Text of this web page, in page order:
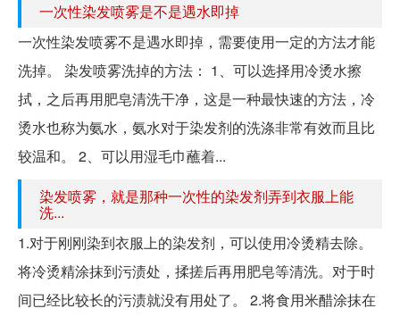
一次性染发喷雾是不是遇水即掉
一次性染发喷雾不是遇水即掉，需要使用一定的方法才能
洗掉。 染发喷雾洗掉的方法： 1、可以选择用冷烫水擦
拭，之后再用肥皂清洗干净，这是一种最快速的方法，冷
烫水也称为氨水，氨水对于染发剂的洗涤非常有效而且比
较温和。 2、可以用湿毛巾蘸着...
染发喷雾，就是那种一次性的染发剂弄到衣服上能
洗...
1.对于刚刚染到衣服上的染发剂，可以使用冷烫精去除。
将冷烫精涂抹到污渍处，揉搓后再用肥皂等清洗。对于时
间已经比较长的污渍就没有用处了。 2.将食用米醋涂抹在